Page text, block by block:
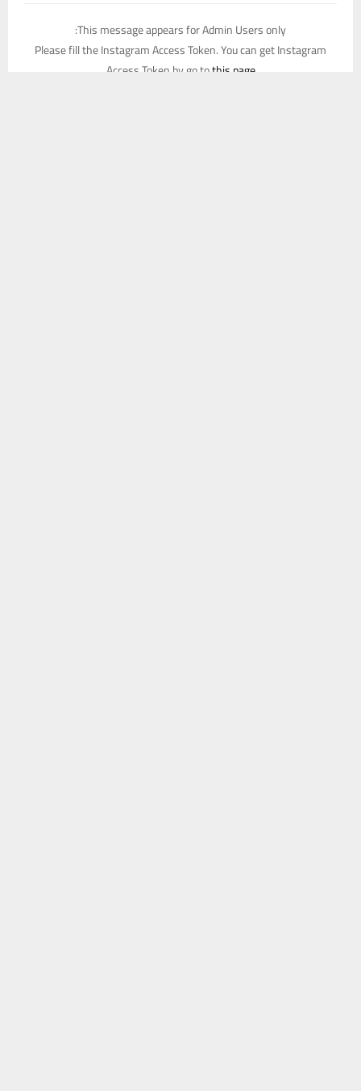
This message appears for Admin Users only:
Please fill the Instagram Access Token. You can get Instagram
Access Token by go tothis page